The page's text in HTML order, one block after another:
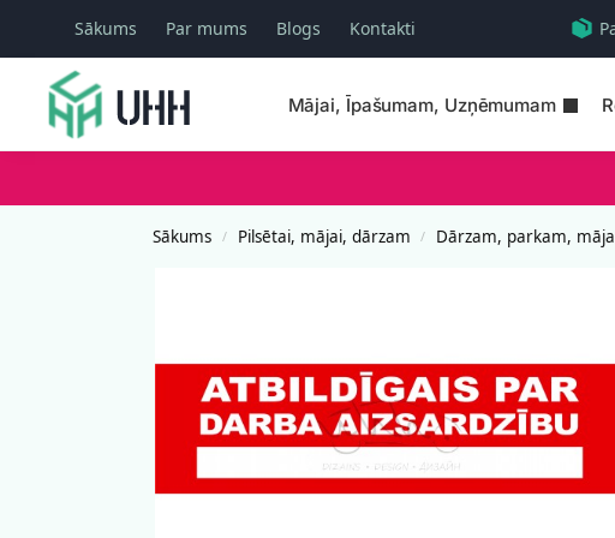
Sākums Par mums Blogs Kontakti
Mājai, Īpašumam, Uzņēmumam
Meklēšana
Sākums / Pilsētai, mājai, dārzam / Dārzam, parkam,